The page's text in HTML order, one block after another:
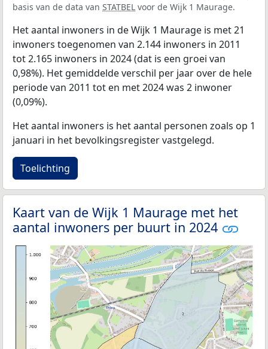
basis van de data van STATBEL voor de Wijk 1 Maurage.
Het aantal inwoners in de Wijk 1 Maurage is met 21
inwoners toegenomen van 2.144 inwoners in 2011
tot 2.165 inwoners in 2024 (dat is een groei van
0,98%). Het gemiddelde verschil per jaar over de hele
periode van 2011 tot en met 2024 was 2 inwoner
(0,09%).
Het aantal inwoners is het aantal personen zoals op 1
januari in het bevolkingsregister vastgelegd.
Toelichting
Kaart van de Wijk 1 Maurage met het
aantal inwoners per buurt in 2024